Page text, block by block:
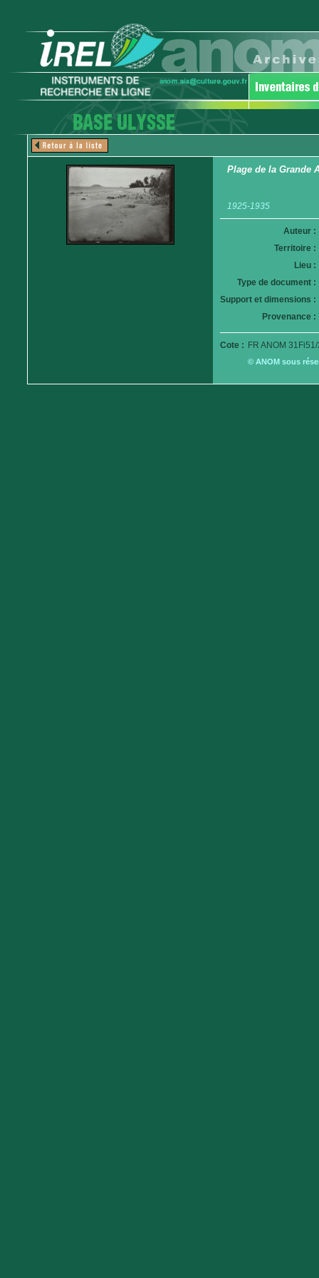
Plage de la Grande
1925-1935
Auteur :
Territoire :
Lieu :
Type de document :
Support et dimensions :
Provenance :
Cote : FR ANOM
© ANOM sous